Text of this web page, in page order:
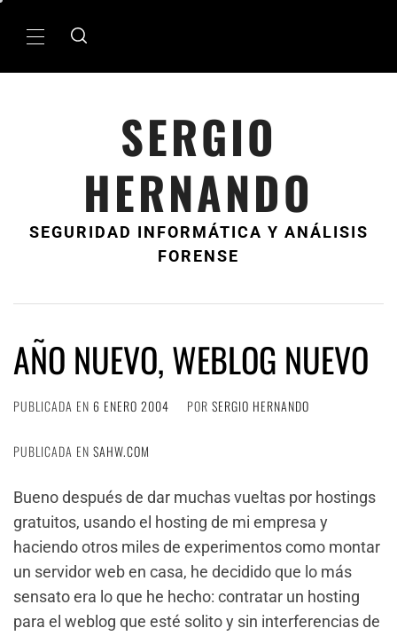
MenÃº
SERGIO
HERNANDO
SEGURIDAD INFORMÁTICA Y ANÁLISIS
FORENSE
AÑO NUEVO, WEBLOG NUEVO
PUBLICADA EN 6 ENERO 2004 POR SERGIO HERNANDO
PUBLICADA EN SAHW.COM
Bueno después de dar muchas vueltas por hostings
gratuitos, usando el hosting de mi empresa y
haciendo otros miles de experimentos como montar
un servidor web en casa, he decidido que lo más
sensato era lo que he hecho: contratar un hosting
para el weblog que esté solito y sin interferencias de